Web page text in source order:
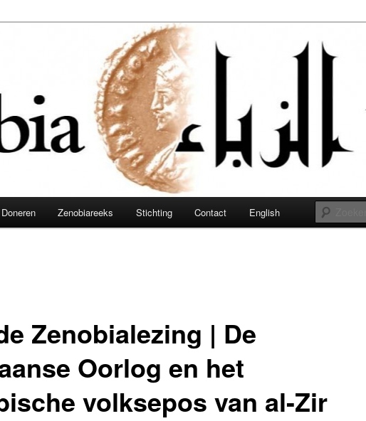
Doneren Zenobiareeks Stichting Contact English
Zenobialezing | De
Oorlog en het
volksepos van al-Zir